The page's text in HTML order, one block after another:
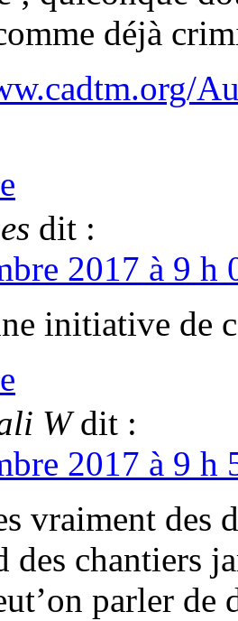
déjà
dit :
2017 à 9
initiative de
W dit :
2017 à 9
vraiment des
des chantiers
parler de